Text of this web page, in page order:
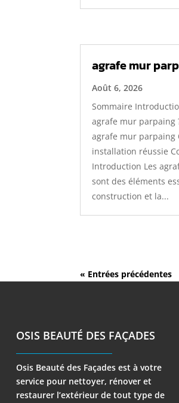
agrafe mur
Août 6, 2026
Sommaire
agrafe mur parpaing
agrafe mur parpaing
installation réussie
Introduction Les
sont des éléments
construction et la...
« Entrées précédentes
OSIS BEAUTÉ DES FAÇADES
Osis Beauté des Façades est à votre
service pour nettoyer, rénover et
restaurer l’extérieur de tout type de